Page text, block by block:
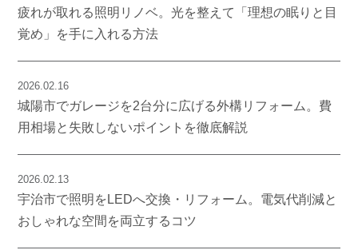
疲れが取れる照明リノベ。光を整えて「理想の眠りと目
覚め」を手に入れる方法
2026.02.16
城陽市でガレージを2台分に広げる外構リフォーム。費
用相場と失敗しないポイントを徹底解説
2026.02.13
宇治市で照明をLEDへ交換・リフォーム。電気代削減と
おしゃれな空間を両立するコツ